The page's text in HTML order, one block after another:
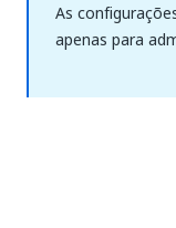
As
apenas para